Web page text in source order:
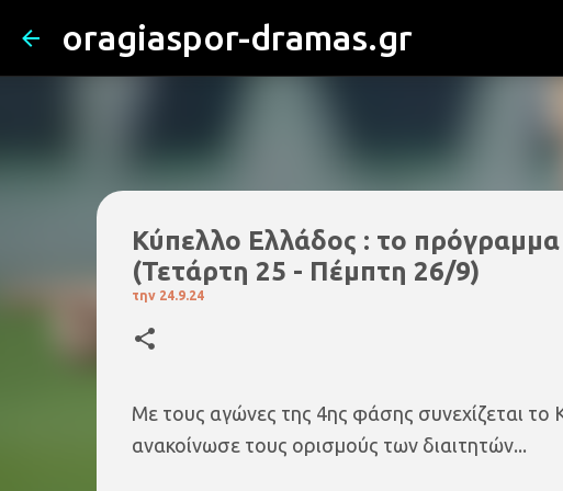
oragiaspor-dramas.gr
Κύπελλο Ελλάδος : το πρόγραμμα
(Τετάρτη 25 - Πέμπτη 26/9)
την 24.9.24
Με τους αγώνες της 4ης φάσης συνεχίζεται
ανακοίνωσε τους ορισμούς των διαιτητών...